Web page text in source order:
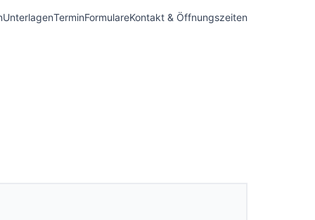
UnterlagenTerminFormulareKontakt & Öffnungszeiten